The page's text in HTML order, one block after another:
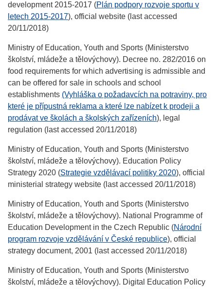
development 2015-2017 (Plán podpory rozvoje sportu v
letech 2015-2017), official website (last accessed
20/11/2018)
Ministry of Education, Youth and Sports (Ministerstvo
školství, mládeže a tělovýchovy). Decree no. 282/2016 on
food requirements for which advertising is admissible and
can be offered for sale in schools and school
establishments (Vyhláška o požadavcích na potraviny, pro
které je přípustná reklama a které lze nabízet k prodeji a
prodávat ve školách a školských zařízeních), legal
regulation (last accessed 20/11/2018)
Ministry of Education, Youth and Sports (Ministerstvo
školství, mládeže a tělovýchovy). Education Policy
Strategy 2020 (Strategie vzdělávací politiky 2020), official
ministerial strategy website (last accessed 20/11/2018)
Ministry of Education, Youth and Sports (Ministerstvo
školství, mládeže a tělovýchovy). National Programme of
Education Development in the Czech Republic (Národní
program rozvoje vzdělávání v České republice), official
strategy document, 2001 (last accessed 20/11/2018)
Ministry of Education, Youth and Sports (Ministerstvo
školství, mládeže a tělovýchovy). Digital Education Policy